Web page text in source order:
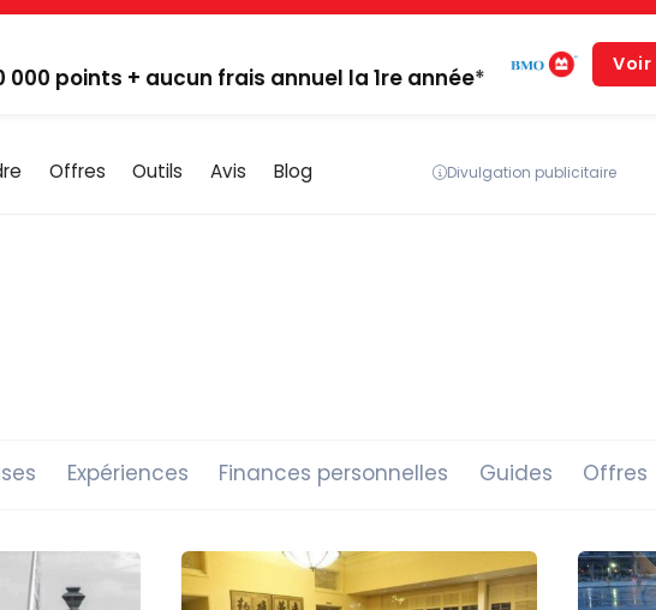
000 points + aucun frais annuel la 1re année*
Offres Outils Avis Blog Divulgation publicitaire
Expériences Finances personnelles Guides Offres